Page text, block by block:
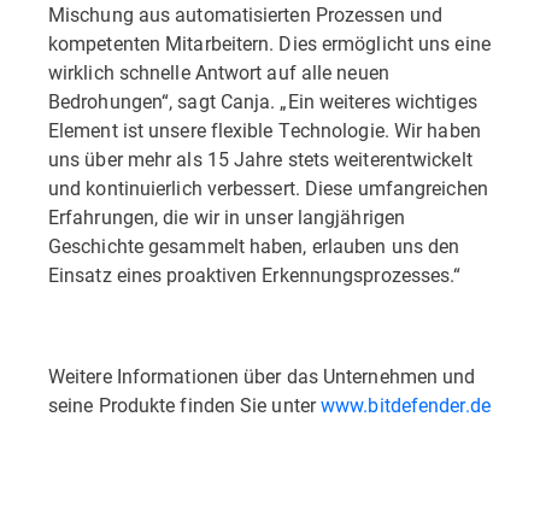
Mischung aus automatisierten Prozessen und
kompetenten Mitarbeitern. Dies ermöglicht uns eine
wirklich schnelle Antwort auf alle neuen
Bedrohungen“, sagt Canja. „Ein weiteres wichtiges
Element ist unsere flexible Technologie. Wir haben
uns über mehr als 15 Jahre stets weiterentwickelt
und kontinuierlich verbessert. Diese umfangreichen
Erfahrungen, die wir in unser langjährigen
Geschichte gesammelt haben, erlauben uns den
Einsatz eines proaktiven Erkennungsprozesses.“
Weitere Informationen über das Unternehmen und
seine Produkte finden Sie unterwww.bitdefender.de